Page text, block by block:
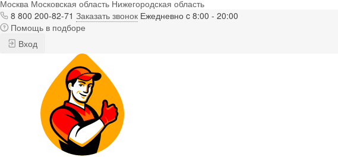
Москва Московская область Нижегородская область
8 800 200-82-71 Заказать звонок Ежедневно c 8:00 - 20:00
Помощь в подборе
Вход